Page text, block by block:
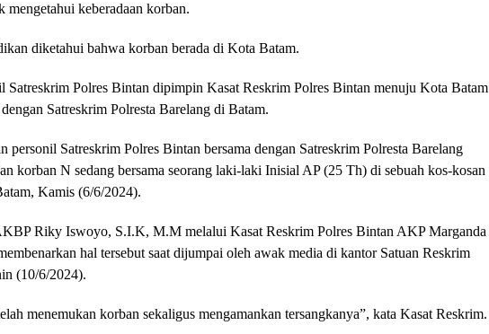
mengetahui keberadaan korban.
diketahui bahwa korban berada di Kota Batam.
Satreskrim Polres Bintan dipimpin Kasat Reskrim Polres Bintan menuju Kota Batam
Satreskrim Polresta Barelang di Batam.
personil Satreskrim Polres Bintan bersama dengan Satreskrim Polresta Barelang
korban N sedang bersama seorang laki-laki Inisial AP (25 Th) di sebuah kos-kosan
Kamis (6/6/2024).
Riky Iswoyo, S.I.K, M.M melalui Kasat Reskrim Polres Bintan AKP Marganda
hal tersebut saat dijumpai oleh awak media di kantor Satuan Reskrim
(10/6/2024).
menemukan korban sekaligus mengamankan tersangkanya”, kata Kasat Reskrim.